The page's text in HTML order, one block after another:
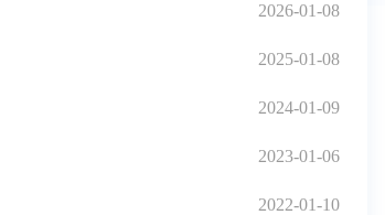
2026-01-08
2025-01-08
2024-01-09
2023-01-06
2022-01-10